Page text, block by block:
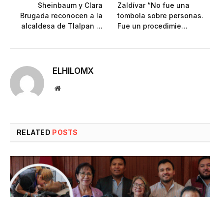
Sheinbaum y Clara
Brugada reconocen a la
alcaldesa de Tlalpan …
Zaldívar “No fue una
tombola sobre personas.
Fue un procedimie…
ELHILOMX
Website
RELATED POSTS